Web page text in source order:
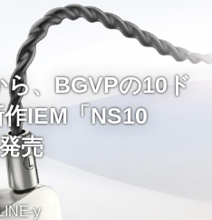
、BGVPの10ド
IEM「NS10
売
y